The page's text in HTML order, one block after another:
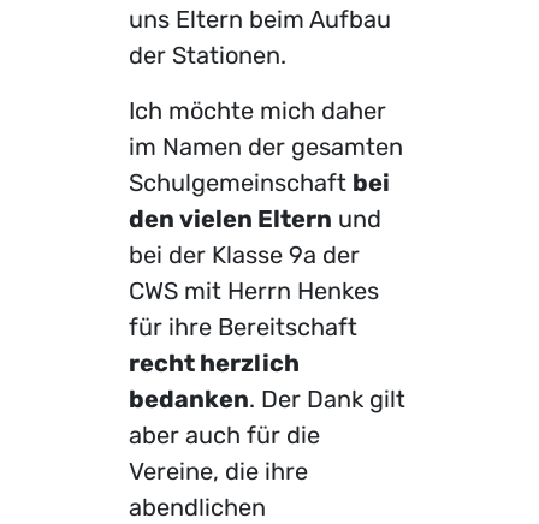
uns Eltern beim Aufbau
der Stationen.
Ich möchte mich daher
im Namen der gesamten
Schulgemeinschaft bei
den vielen Eltern und
bei der Klasse 9a der
CWS mit Herrn Henkes
für ihre Bereitschaft
recht herzlich
bedanken. Der Dank gilt
aber auch für die
Vereine, die ihre
abendlichen